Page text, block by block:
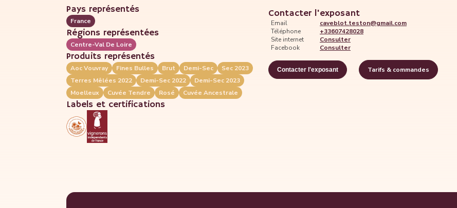
Pays représentés
France
Régions représentées
Centre-Val De Loire
Produits représentés
Aoc Vouvray Fines Bulles Brut Demi-Sec
Sec 2023
Terres Mêlées 2022
Demi-Sec 2022
Demi-Sec 2023
Moelleux
Cuvée Tendre Rosé Cuvée Ancestrale
Labels et certifications
Contacter l'exposant
Email
caveblot.teston@gmail.com
Téléphone
+33607428028
Site internet
Consulter
Facebook
Consulter
Contacter l'exposant Tarifs & commandes